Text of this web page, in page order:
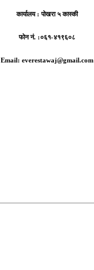
कार्यालय :पोखरा ५ कास्की
फोन नं. :०६१-४१९६०८
Email: everestawaj@gmail.com